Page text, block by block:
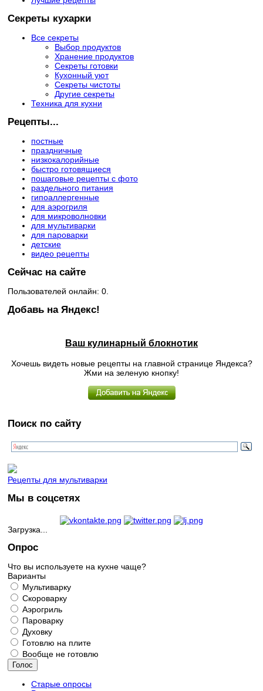
Секреты кухарки
Все секреты
Выбор продуктов
Хранение продуктов
Секреты готовки
Кухонный уют
Секреты чистоты
Другие секреты
Техника для кухни
Рецепты...
постные
праздничные
низкокалорийные
быстро готовящиеся
пошаговые рецепты с фото
раздельного питания
гипоаллергенные
для аэрогриля
для микроволновки
для мультиварки
для пароварки
детские
видео рецепты
Сейчас на сайте
Пользователей онлайн: 0.
Добавь на Яндекс!
Ваш кулинарный блокнотик
Хочешь видеть новые рецепты на главной странице Яндекса?
Жми на зеленую кнопку!
Поиск по сайту
Рецепты для мультиварки
Мы в соцсетях
Загрузка...
Опрос
Что вы используете на кухне чаще?
Варианты
Мультиварку
Скороварку
Аэрогриль
Пароварку
Духовку
Готовлю на плите
Вообще не готовлю
Старые опросы